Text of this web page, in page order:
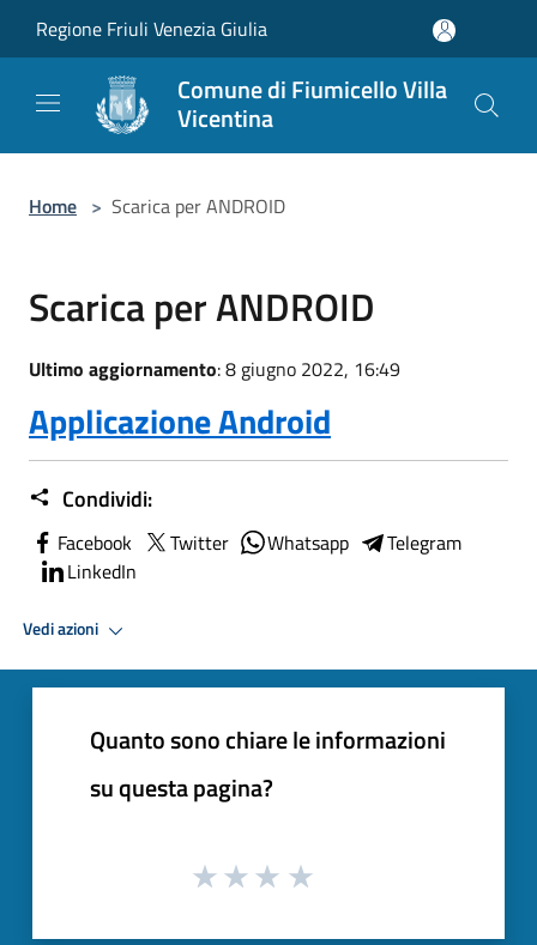
Regione Friuli Venezia Giulia
Comune di Fiumicello Villa
Vicentina
Home > Scarica per ANDROID
Scarica per ANDROID
Ultimo aggiornamento: 8 giugno 2022, 16:49
Applicazione Android
Condividi:
Facebook Twitter Whatsapp
Telegram
LinkedIn
Vedi azioni
Quanto sono chiare le informazioni
su questa pagina?